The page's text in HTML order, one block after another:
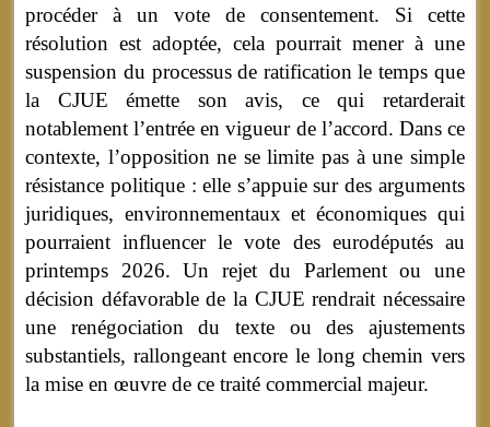
procéder à un vote de consentement. Si cette
résolution est adoptée, cela pourrait mener à une
suspension du processus de ratification le temps que
la CJUE émette son avis, ce qui retarderait
notablement l’entrée en vigueur de l’accord. Dans ce
contexte, l’opposition ne se limite pas à une simple
résistance politique : elle s’appuie sur des arguments
juridiques, environnementaux et économiques qui
pourraient influencer le vote des eurodéputés au
printemps 2026. Un rejet du Parlement ou une
décision défavorable de la CJUE rendrait nécessaire
une renégociation du texte ou des ajustements
substantiels, rallongeant encore le long chemin vers
la mise en œuvre de ce traité commercial majeur.